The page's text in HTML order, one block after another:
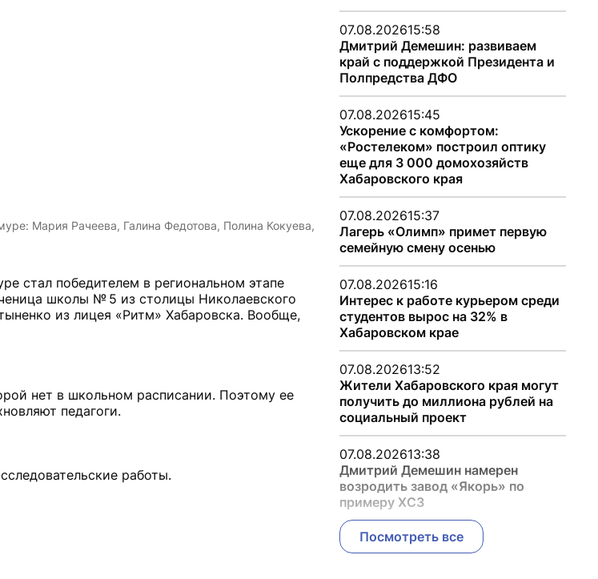
Мария Рачеева, Галина Федотова, Полина Кокуева,
стал победителем в региональном этапе
школы № 5 из столицы Николаевского
из лицея «Ритм» Хабаровска. Вообще,
нет в школьном расписании. Поэтому ее
педагоги.
работы.
07.08.202615:58
Дмитрий Демешин: развиваем
край с поддержкой Президента и
Полпредства ДФО
07.08.202615:45
Ускорение с комфортом:
«Ростелеком» построил оптику
еще для 3 000 домохозяйств
Хабаровского края
07.08.202615:37
Лагерь «Олимп» примет первую
семейную смену осенью
07.08.202615:16
Интерес к работе курьером среди
студентов вырос на 32% в
Хабаровском крае
07.08.202613:52
Жители Хабаровского края могут
получить до миллиона рублей на
социальный проект
07.08.202613:38
Дмитрий Демешин намерен
возродить завод «Якорь» по
примеру ХСЗ
Посмотреть все